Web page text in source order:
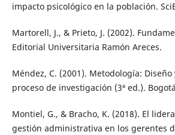
impacto psicológico en la población.
Martorell, J., & Prieto, J. (2002).
Editorial Universitaria Ramón Areces.
Méndez, C. (2001). Metodología:
proceso de investigación (3ª ed.).
Montiel, G., & Bracho, K. (2018). El
gestión administrativa en los gerentes